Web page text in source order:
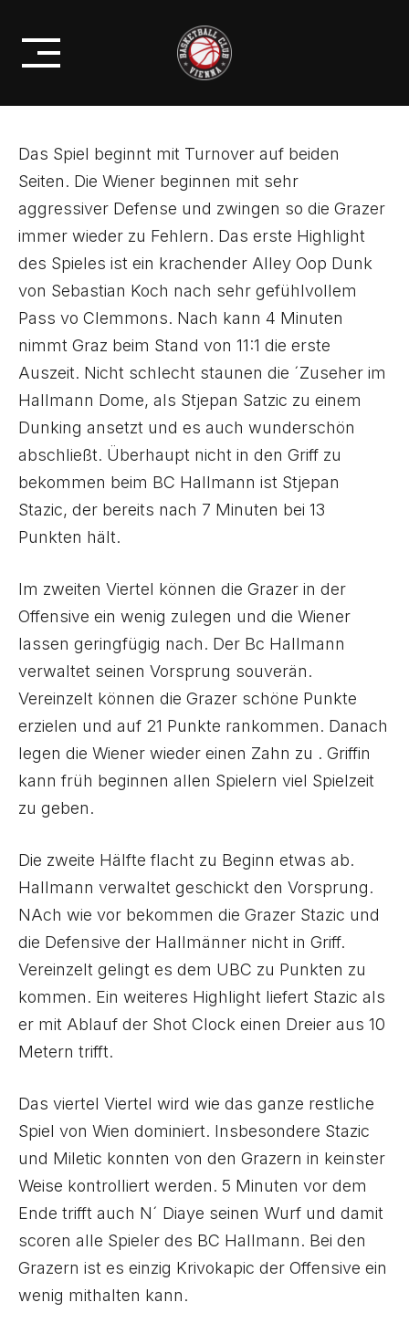
contentEASY WIN GEGEN GRAZ!
Das Spiel beginnt mit Turnover auf beiden
Seiten. Die Wiener beginnen mit sehr
aggressiver Defense und zwingen so die Grazer
immer wieder zu Fehlern. Das erste Highlight
des Spieles ist ein krachender Alley Oop Dunk
von Sebastian Koch nach sehr gefühlvollem
Pass vo Clemmons. Nach kann 4 Minuten
nimmt Graz beim Stand von 11:1 die erste
Auszeit. Nicht schlecht staunen die ´Zuseher im
Hallmann Dome, als Stjepan Satzic zu einem
Dunking ansetzt und es auch wunderschön
abschließt. Überhaupt nicht in den Griff zu
bekommen beim BC Hallmann ist Stjepan
Stazic, der bereits nach 7 Minuten bei 13
Punkten hält.
Im zweiten Viertel können die Grazer in der
Offensive ein wenig zulegen und die Wiener
lassen geringfügig nach. Der Bc Hallmann
verwaltet seinen Vorsprung souverän.
Vereinzelt können die Grazer schöne Punkte
erzielen und auf 21 Punkte rankommen. Danach
legen die Wiener wieder einen Zahn zu . Griffin
kann früh beginnen allen Spielern viel Spielzeit
zu geben.
Die zweite Hälfte flacht zu Beginn etwas ab.
Hallmann verwaltet geschickt den Vorsprung.
NAch wie vor bekommen die Grazer Stazic und
die Defensive der Hallmänner nicht in Griff.
Vereinzelt gelingt es dem UBC zu Punkten zu
kommen. Ein weiteres Highlight liefert Stazic als
er mit Ablauf der Shot Clock einen Dreier aus 10
Metern trifft.
Das viertel Viertel wird wie das ganze restliche
Spiel von Wien dominiert. Insbesondere Stazic
und Miletic konnten von den Grazern in keinster
Weise kontrolliert werden. 5 Minuten vor dem
Ende trifft auch N´ Diaye seinen Wurf und damit
scoren alle Spieler des BC Hallmann. Bei den
Grazern ist es einzig Krivokapic der Offensive ein
wenig mithalten kann.